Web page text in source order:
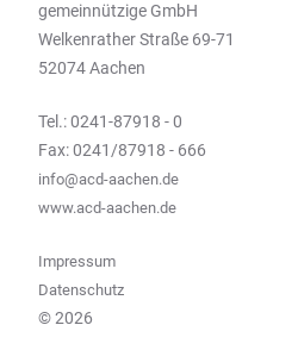
gemeinnützige GmbH
Welkenrather Straße 69-71
52074 Aachen
Tel.: 0241-87918 - 0
Fax: 0241/87918 - 666
info@acd-aachen.de
www.acd-aachen.de
Impressum
Datenschutz
© 2026